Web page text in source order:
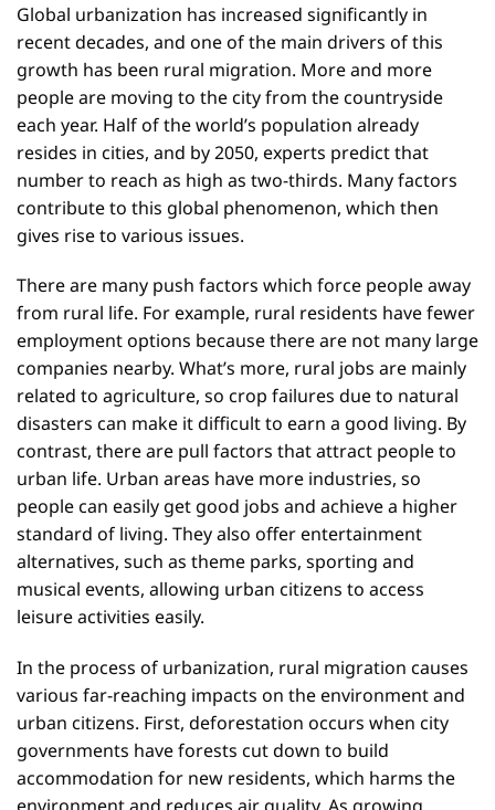
Global urbanization has increased significantly in
recent decades, and one of the main drivers of this
growth has been rural migration. More and more
people are moving to the city from the countryside
each year. Half of the world’s population already
resides in cities, and by 2050, experts predict that
number to reach as high as two-thirds. Many factors
contribute to this global phenomenon, which then
gives rise to various issues.
There are many push factors which force people away
from rural life. For example, rural residents have fewer
employment options because there are not many large
companies nearby. What’s more, rural jobs are mainly
related to agriculture, so crop failures due to natural
disasters can make it difficult to earn a good living. By
contrast, there are pull factors that attract people to
urban life. Urban areas have more industries, so
people can easily get good jobs and achieve a higher
standard of living. They also offer entertainment
alternatives, such as theme parks, sporting and
musical events, allowing urban citizens to access
leisure activities easily.
In the process of urbanization, rural migration causes
various far-reaching impacts on the environment and
urban citizens. First, deforestation occurs when city
governments have forests cut down to build
accommodation for new residents, which harms the